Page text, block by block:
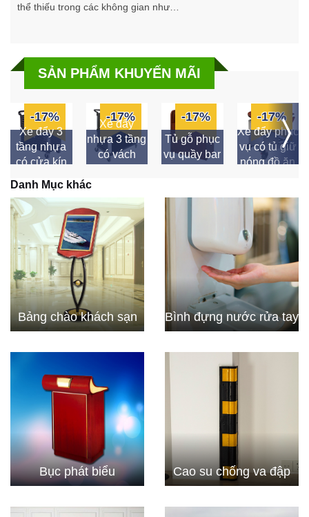
thể thiếu trong các không gian như…
SẢN PHẨM KHUYẾN MÃI
-17%
Xe đẩy 3
tầng nhựa
có cửa kín
-17%
Xe đẩy
nhựa 3 tầng
có vách
-17%
Tủ gỗ phục
vụ quầy bar
-17%
Xe đẩy phục
vụ có tủ giữ
nóng đồ ăn
Danh Mục khác
Bảng chào khách sạn Bình đựng nước rửa tay
Bục phát biểu Cao su chống va đập